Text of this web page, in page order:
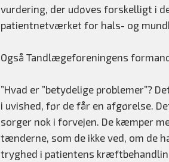
vurdering, der udøves forskelligt i
patientnetværket for hals- og
Også Tandlægeforeningens
”Hvad er ”betydelige problemer”?
i uvished, før de får en afgørelse.
sorger nok i forvejen. De kæmper
tænderne, som de ikke ved, om de
tryghed i patientens